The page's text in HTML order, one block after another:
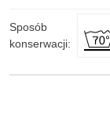
Sposób
konserwacji: